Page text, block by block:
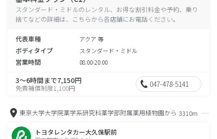
スタンダード・ミドルのレンタル、お得な割引料金や予約、乗り
捨てなどの詳細は、こちらから各店舗にお電話ください。
代表車種 アクア 等
ボディタイプ スタンダード・ミドル
営業時間 08:00-20:00
3～6時間まで7,150円
免責補償制度1,100円 047-478-5141
東京大学大学院薬学系研究科薬学部附属薬用植物園から 3310m
トヨタレンタカー大久保駅前